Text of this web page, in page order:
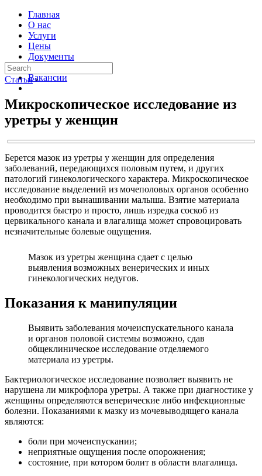
Главная
О нас
Услуги
Цены
Документы
Контакты
Вакансии
Статьи ›
Микроскопическое исследование из
уретры у женщин
Берется мазок из уретры у женщин для определения
заболеваний, передающихся половым путем, и других
патологий гинекологического характера. Микроскопическое
исследование выделений из мочеполовых органов особенно
необходимо при вынашивании малыша. Взятие материала
проводится быстро и просто, лишь изредка соскоб из
цервикального канала и влагалища может спровоцировать
незначительные болевые ощущения.
Мазок из уретры женщина сдает с целью
выявления возможных венерических и иных
гинекологических недугов.
Показания к манипуляции
Выявить заболевания мочеиспускательного канала
и органов половой системы возможно, сдав
общеклиническое исследование отделяемого
материала из уретры.
Бактериологическое исследование позволяет выявить не
нарушена ли микрофлора уретры. А также при диагностике у
женщины определяются венерические либо инфекционные
болезни. Показаниями к мазку из мочевыводящего канала
являются:
боли при мочеиспускании;
неприятные ощущения после опорожнения;
состояние, при котором болит в области влагалища.